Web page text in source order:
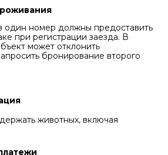
номер должны предоставить
при регистрации заезда. В
может отклонить
бронирование второго
животных, включая